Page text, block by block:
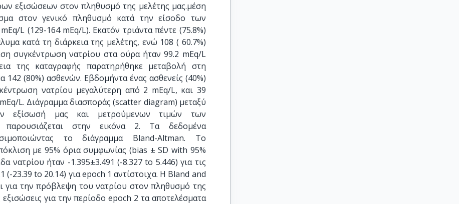
εξισώσεων στον πληθυσμό της μελέτης μας.μέση
στον γενικό πληθυσμό κατά την είσοδο των
L (129-164 mEq/L). Εκατόν τριάντα πέντε (75.8%)
κατά τη διάρκεια της μελέτης, ενώ 108 ( 60.7%)
συγκέντρωση νατρίου στα ούρα ήταν 99.2 mEq/L
της καταγραφής παρατηρήθηκε μεταβολή στη
(80%) ασθενών. Εβδομήντα ένας ασθενείς (40%)
νατρίου μεγαλύτερη από 2 mEq/L, και 39
L. Διάγραμμα διασποράς (scatter diagram) μεταξύ
εξίσωσή μας και μετρούμενων τιμών των
στην εικόνα 2. Τα δεδομένα
το διάγραμμα Bland-Altman. Το
με 95% όρια συμφωνίας (bias ± SD with 95%
νατρίου ήταν -1.395±3.491 (-8.327 to 5.446) για τις
(-23.39 to 20.14) για epoch 1 αντίστοιχα. Η Bland and
για την πρόβλεψη του νατρίου στον πληθυσμό της
για την περίοδο epoch 2 τα αποτελέσματα